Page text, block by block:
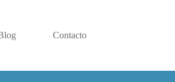
Contacto